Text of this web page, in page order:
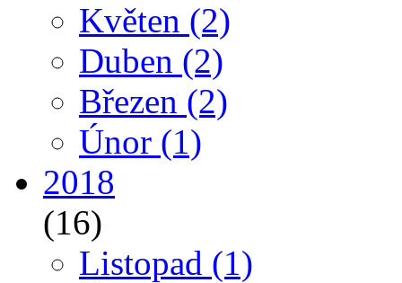
Květen (2)
Duben (2)
Březen (2)
Únor (1)
2018
(16)
Listopad (1)